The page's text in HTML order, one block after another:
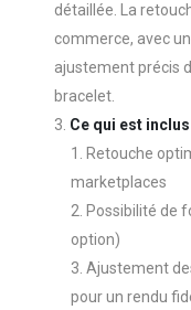
détaillée. La
commerce, avec
ajustement précis
bracelet.
Ce qui est
Retouche
marketplaces
Possibilité de
option)
Ajustement
pour un rendu